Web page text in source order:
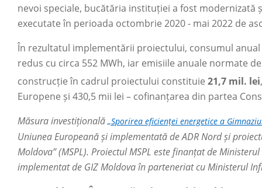
nevoi speciale, bucătăria instituției a fost
executate în perioada octombrie 2020 - mai 2022 de
În rezultatul implementării proiectului, consumul
redus cu circa 552 MWh, iar emisiile anuale normate de
construcție în cadrul proiectului constituie 21,7 mil. lei
Europene și 430,5 mii lei – cofinanțarea din partea
Măsura investițională „Sporirea eficienței energetice a
Uniunea Europeană și implementată de ADR Nord și
Moldova” (MSPL). Proiectul MSPL este finanțat de
implementat de GIZ Moldova în parteneriat cu Ministerul